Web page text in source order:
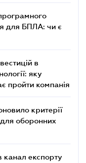
для БПЛА: чи є
в
яку
пройти компанія
критерії
оборонних
канал експорту